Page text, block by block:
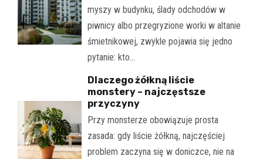
myszy w budynku, ślady odchodów w
piwnicy albo przegryzione worki w altanie
śmietnikowej, zwykle pojawia się jedno
pytanie: kto…
Dlaczego żółkną liście
monstery – najczęstsze
przyczyny
Przy monsterze obowiązuje prosta
zasada: gdy liście żółkną, najczęściej
problem zaczyna się w doniczce, nie na